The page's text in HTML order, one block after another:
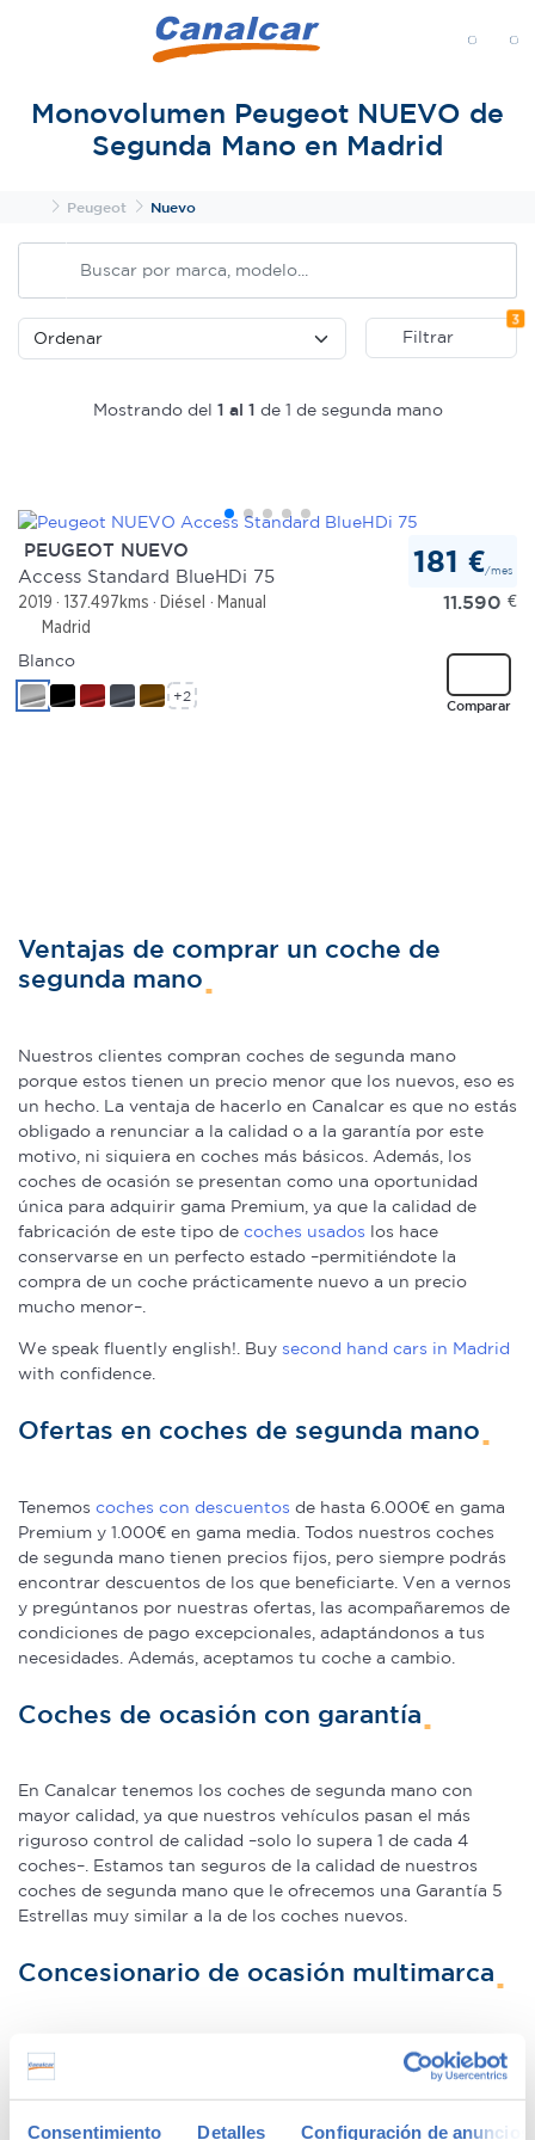
Consentimiento Detalles Configuración de anuncios
Monovolumen Peugeot NUEVO de
Segunda Mano en Madrid
InicioPeugeot Nuevo
Filtrar
3
Mostrando del 1 al 1 de 1 de segunda mano
PEUGEOT NUEVO
Access Standard BlueHDi 75
2019 137.497kms Diésel
Manual
Madrid
181 €/mes
11.590 €
Comparar
Blanco
+2
Ventajas de comprar un coche de
segunda mano
Nuestros clientes compran coches de segunda mano
porque estos tienen un precio menor que los nuevos, eso es
un hecho. La ventaja de hacerlo en Canalcar es que no estás
obligado a renunciar a la calidad o a la garantía por este
motivo, ni siquiera en coches más básicos. Además, los
coches de ocasión se presentan como una oportunidad
única para adquirir gama Premium, ya que la calidad de
fabricación de este tipo de coches usados los hace
conservarse en un perfecto estado –permitiéndote la
compra de un coche prácticamente nuevo a un precio
mucho menor–.
We speak fluently english!. Buy second hand cars in Madrid
with confidence.
Ofertas en coches de segunda mano
Tenemos coches con descuentos de hasta 6.000€ en gama
Premium y 1.000€ en gama media. Todos nuestros coches
de segunda mano tienen precios fijos, pero siempre podrás
encontrar descuentos de los que beneficiarte. Ven a vernos
y pregúntanos por nuestras ofertas, las acompañaremos de
condiciones de pago excepcionales, adaptándonos a tus
necesidades. Además, aceptamos tu coche a cambio.
Coches de ocasión con garantía
En Canalcar tenemos los coches de segunda mano con
mayor calidad, ya que nuestros vehículos pasan el más
riguroso control de calidad –solo lo supera 1 de cada 4
coches–. Estamos tan seguros de la calidad de nuestros
coches de segunda mano que le ofrecemos una Garantía 5
Estrellas muy similar a la de los coches nuevos.
Concesionario de ocasión multimarca
En Canalcar, el concesionario de coches de ocasión más
grande de Madrid, disponemos de una gran variedad de
marcas y modelos. Encuentra el vehículo de segunda mano
que mejor se adapte a tus necesidades, con la mejor